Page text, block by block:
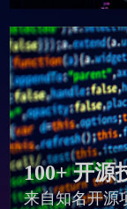
100+ 开源
来自知名开源